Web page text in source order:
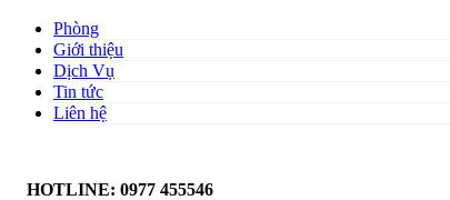
Phòng
Giới thiệu
Dịch Vụ
Tin tức
Liên hệ
HOTLINE: 0977 455546